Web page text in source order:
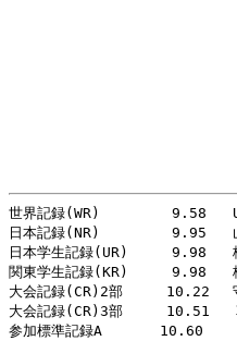
世界記録(WR)    　　 9.58
日本記録(NR)    　　 9.95
日本学生記録(UR)     9.98
関東学生記録(KR)     9.98
大会記録(CR)2部     10.22
大会記録(CR)3部     10.51
参加標準記録A   　  10.60